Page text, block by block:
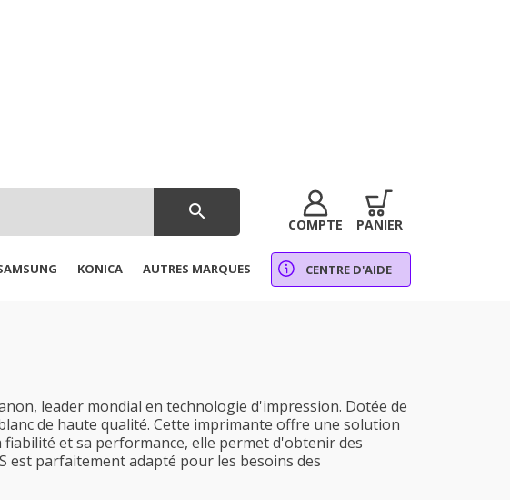
search
COMPTE PANIER
KONICA AUTRES MARQUES CENTRE D'AIDE
leader mondial en technologie d'impression. Dotée de
de haute qualité. Cette imprimante offre une solution
et sa performance, elle permet d'obtenir des
est parfaitement adapté pour les besoins des